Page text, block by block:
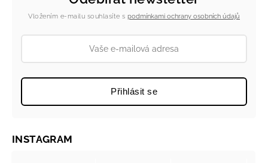
Vložením e-mailu souhlasíte s podmínkami ochrany osobních údajů
Přihlásit se
INSTAGRAM